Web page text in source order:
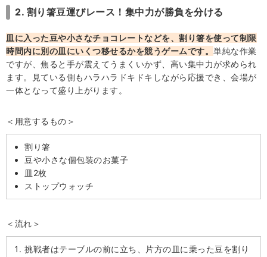
2. 割り箸豆運びレース！集中力が勝負を分ける
皿に入った豆や小さなチョコレートなどを、割り箸を使って制限
時間内に別の皿にいくつ移せるかを競うゲームです。 単純な作業
ですが、焦ると手が震えてうまくいかず、高い集中力が求められ
ます。見ている側もハラハラドキドキしながら応援でき、会場が
一体となって盛り上がります。
＜用意するもの＞
割り箸
豆や小さな個包装のお菓子
皿2枚
ストップウォッチ
＜流れ＞
挑戦者はテーブルの前に立ち、片方の皿に乗った豆を割り